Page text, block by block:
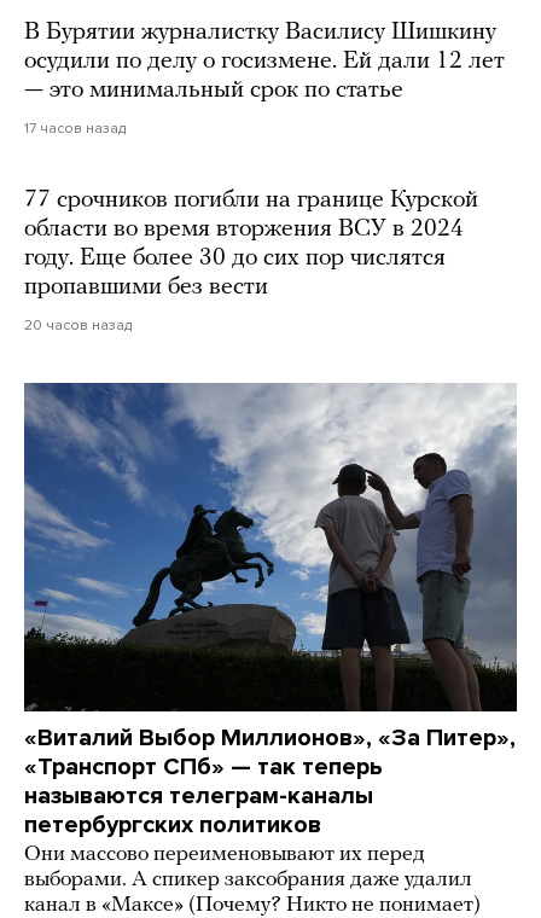
В Бурятии журналистку Василису Шишкину
осудили по делу о госизмене. Ей дали 12 лет
— это минимальный срок по статье
17 часов назад
77 срочников погибли на границе Курской
области во время вторжения ВСУ в 2024
году. Еще более 30 до сих пор числятся
пропавшими без вести
20 часов назад
«Виталий Выбор Миллионов», «За Питер»,
«Транспорт СПб» — так теперь
называются телеграм-каналы
петербургских политиков
Они массово переименовывают их перед
выборами. А спикер заксобрания даже удалил
канал в «Максе» (Почему? Никто не понимает)